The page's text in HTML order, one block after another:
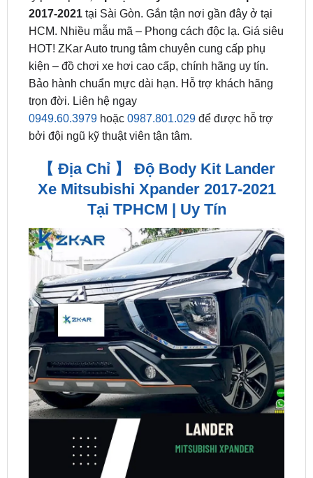
HOT! ZKar Auto trung tâm chuyên cung cấp phụ
kiện – đồ chơi xe hơi cao cấp, chính hãng uy tín.
Bảo hành chuẩn mực dài hạn. Hỗ trợ khách hãng
trọn đời. Liên hệ ngay
0949.60.3979hoặc0987.801.029để được hỗ trợ
bởi đội ngũ kỹ thuật viên tận tâm.
【 Địa Chỉ 】 Độ Body Kit Lander
Tại TPHCM | Uy Tín
Độ Body Kit Lander Cho Mitsubishi Xpander 2017-2021